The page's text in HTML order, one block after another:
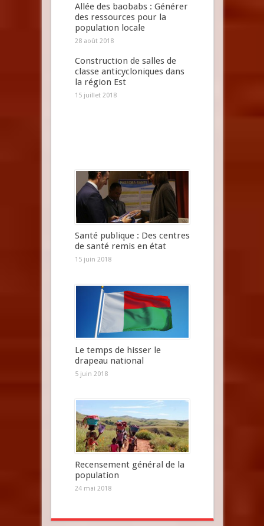
Allée des baobabs : Générer
des ressources pour la
population locale
28 août 2018
Construction de salles de
classe anticycloniques dans
la région Est
15 juillet 2018
Santé publique : Des centres
de santé remis en état
15 juin 2018
Le temps de hisser le
drapeau national
5 juin 2018
Recensement général de la
population
24 mai 2018